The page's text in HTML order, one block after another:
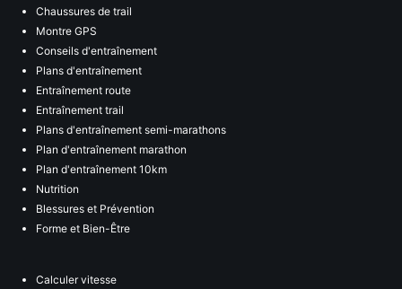
Chaussures de trail
Montre GPS
Conseils d'entraînement
Plans d'entraînement
Entraînement route
Entraînement trail
Plans d'entraînement semi-marathons
Plan d'entraînement marathon
Plan d'entraînement 10km
Nutrition
Blessures et Prévention
Forme et Bien-Être
Calculer vitesse